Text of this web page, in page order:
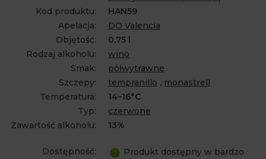
Kod produktu:
HAN59
Apelacja:
DO Valencia
Objętość:
0,75 l
Rodzaj alkoholu:
wino
Smak:
półwytrawne
Szczepy:
tempranillo , monastrell
Temperatura:
14–16°C
Typ:
czerwone
Zawartość alkoholu:
13%
Dostępność:
Produkt dostępny w bardzo